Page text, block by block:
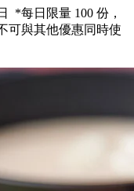
*每日限量 100 份，
可與其他優惠同時使